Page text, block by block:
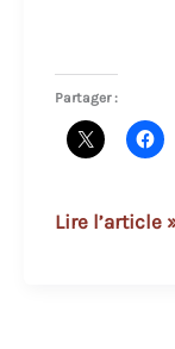
Partager :
La
Lire l’article